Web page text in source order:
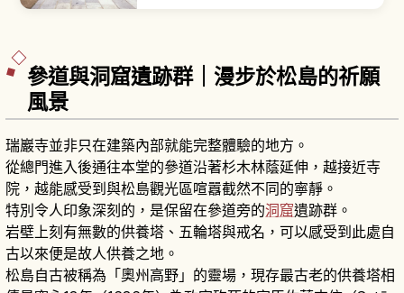
參道與洞窟遺跡群｜漫步於松島的祈願
風景
瑞巖寺並非只在建築內部就能完整體驗的地方。
從總門進入後通往本堂的參道沿著杉木林蔭延伸，越接近寺
院，越能感受到與松島觀光區喧囂截然不同的寧靜。
特別令人印象深刻的，是保留在參道旁的洞窟遺跡群。
岩壁上刻有無數的供養塔、五輪塔與戒名，可以感受到此處自
古以來便是故人供養之地。
松島自古被稱為「奧州高野」的靈場，現存最古老的供養塔相